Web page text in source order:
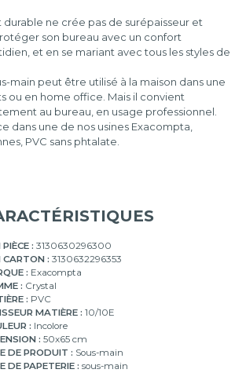
ne crée pas de surépaisseur et
son bureau avec un confort
et en se mariant avec tous les styles de
main peut être utilisé à la maison dans une
ou en home office. Mais il convient
au bureau, en usage professionnel.
dans une de nos usines Exacompta,
PVC sans phtalate.
: 3130630296300
CARTON : 3130632296353
: Exacompta
: Crystal
: PVC
MATIÈRE : 10/10E
: Incolore
: 50x65 cm
DE PRODUIT : Sous-main
DE PAPETERIE : sous-main